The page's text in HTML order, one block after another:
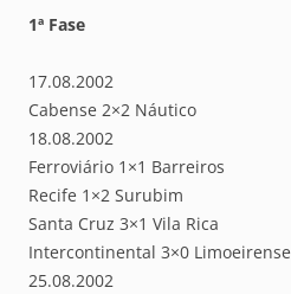
1ª Fase
17.08.2002
Cabense 2×2 Náutico
18.08.2002
Ferroviário 1×1 Barreiros
Recife 1×2 Surubim
Santa Cruz 3×1 Vila Rica
Intercontinental 3×0 Limoeirense
25.08.2002